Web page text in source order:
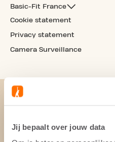
Jij bepaalt over jouw data
Basic-Fit France
Cookie statement
Privacy statement
Camera Surveillance